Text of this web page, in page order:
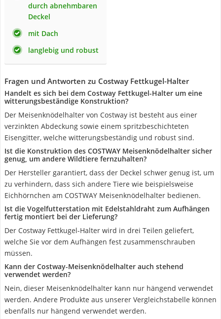
durch abnehmbaren
Deckel
mit Dach
langlebig und robust
Fragen und Antworten zu Costway Fettkugel-Halter
Handelt es sich bei dem Costway Fettkugel-Halter um eine
witterungsbeständige Konstruktion?
Der Meisenknödelhalter von Costway ist besteht aus einer
verzinkten Abdeckung sowie einem spritzbeschichteten
Eisengitter, welche witterungsbeständig und robust sind.
Ist die Konstruktion des COSTWAY Meisenknödelhalter sicher
genug, um andere Wildtiere fernzuhalten?
Der Hersteller garantiert, dass der Deckel schwer genug ist, um
zu verhindern, dass sich andere Tiere wie beispielsweise
Eichhörnchen am COSTWAY Meisenknödelhalter bedienen.
Ist die Vogelfutterstation mit Edelstahldraht zum Aufhängen
fertig montiert bei der Lieferung?
Der Costway Fettkugel-Halter wird in drei Teilen geliefert,
welche Sie vor dem Aufhängen fest zusammenschrauben
müssen.
Kann der Costway-Meisenknödelhalter auch stehend
verwendet werden?
Nein, dieser Meisenknödelhalter kann nur hängend verwendet
werden. Andere Produkte aus unserer Vergleichstabelle können
ebenfalls nur hängend verwendet werden.